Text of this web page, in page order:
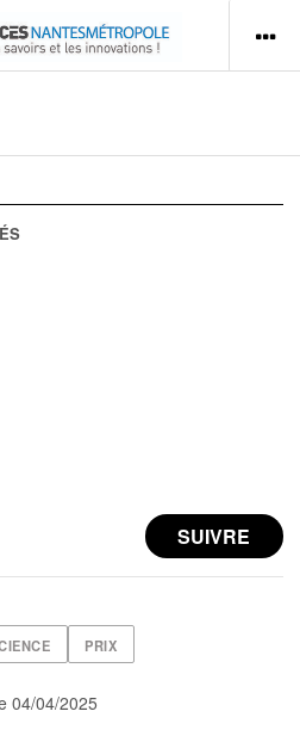
SUIVRE
PRIX
04/04/2025